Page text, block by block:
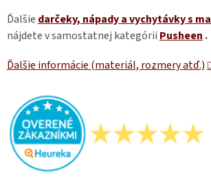
Ďalšie darčeky, nápady a vychytávky s
nájdete v samostatnej kategórii Pusheen .
Ďalšie informácie (materiál, rozmery atď.)